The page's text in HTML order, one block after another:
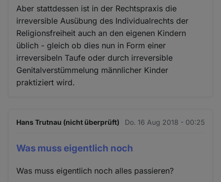
Aber stattdessen ist in der Rechtspraxis die
irreversible Ausübung des Individualrechts der
Religionsfreiheit auch an den eigenen Kindern
üblich - gleich ob dies nun in Form einer
irreversibeln Taufe oder durch irreversible
Genitalverstümmelung männlicher Kinder
praktiziert wird.
Hans Trutnau (nicht überprüft) Do. 16 Aug 2018 - 00:25
Was muss eigentlich noch
Was muss eigentlich noch alles passieren?